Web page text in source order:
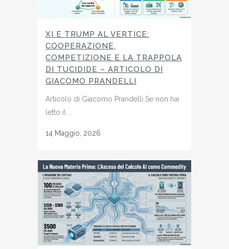
XI E TRUMP AL VERTICE:
COOPERAZIONE,
COMPETIZIONE E LA TRAPPOLA
DI TUCIDIDE – ARTICOLO DI
GIACOMO PRANDELLI
Articolo di Giacomo Prandelli Se non hai
letto il ...
14 Maggio, 2026